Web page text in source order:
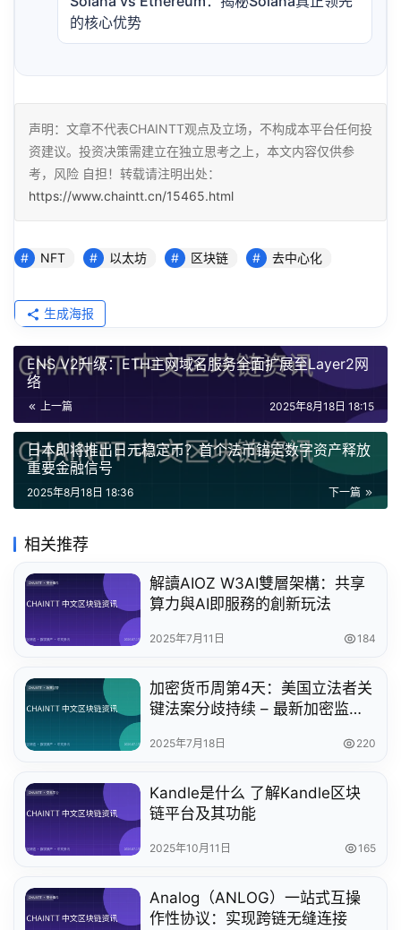
的核心优势
声明：文章不代表CHAINTT观点及立场，不构成本平台任何投
资建议。投资决策需建立在独立思考之上，本文内容仅供参
考，风险 自担！转载请注明出处：
https://www.chaintt.cn/15465.html
NFT 以太坊 区块链 去中心化
生成海报
ENS V2升级：ETH主网域名服务全面扩展至Layer2网
络
上一篇 2025年8月18日 18:15
日本即将推出日元稳定币？首个法币锚定数字资产释放
重要金融信号
下一篇
2025年8月18日 18:36
相关推荐
解讀AIOZ W3AI雙層架構：共享
算力與AI即服務的創新玩法
2025年7月11日 184
加密货币周第4天：美国立法者关
键法案分歧持续 – 最新加密监管
2025年7月18日 220
Kandle是什么 了解Kandle区块
链平台及其功能
2025年10月11日 165
Analog（ANLOG）一站式互操
作性协议：实现跨链无缝连接